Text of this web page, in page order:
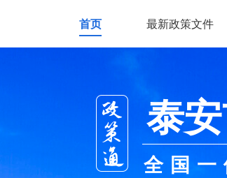
首页 最新政策文件
泰
全国